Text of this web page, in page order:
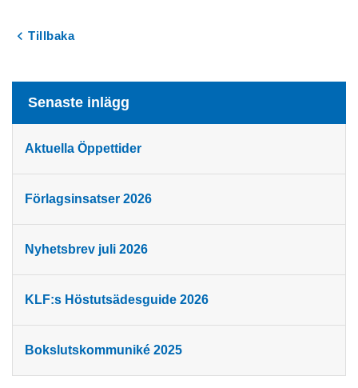
Tillbaka
Senaste inlägg
Aktuella Öppettider
Förlagsinsatser 2026
Nyhetsbrev juli 2026
KLF:s Höstutsädesguide 2026
Bokslutskommuniké 2025